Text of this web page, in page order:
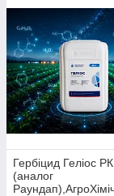
Гербіцид Геліос РК
(аналог